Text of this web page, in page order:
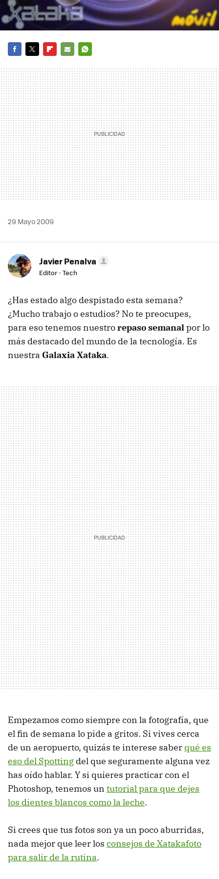
MAIL
29 Mayo 2009
Javier Penalva
Editor - Tech
¿Has estado algo despistado esta semana?
¿Mucho trabajo o estudios? No te preocupes,
para eso tenemos nuestrorepaso semanalpor lo
más destacado del mundo de la tecnología. Es
nuestra Galaxia Xataka.
Empezamos como siempre con la fotografía, que
el fin de semana lo pide a gritos. Si vives cerca
de un aeropuerto, quizás te interese saber qué es
eso del Spotting del que seguramente alguna vez
has oído hablar. Y si quieres practicar con el
Photoshop, tenemos un tutorial para que dejes
los dientes blancos como la leche.
Si crees que tus fotos son ya un poco aburridas,
nada mejor que leer los consejos de Xatakafoto
para salir de la rutina.